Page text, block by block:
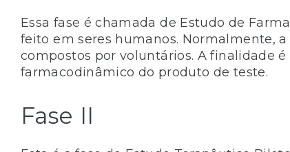
Essa fase é chamada de Estudo de
feito em seres humanos. Normalmente,
compostos por voluntários. A finalidade
farmacodinâmico do produto de teste.
Fase II